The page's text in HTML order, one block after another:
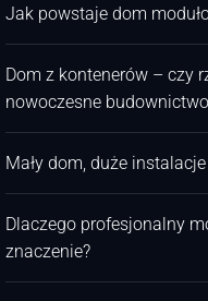
Jak powstaje dom
Dom z kontenerów – czy
nowoczesne
Mały dom, duże
Dlaczego profesjonalny
znaczenie?